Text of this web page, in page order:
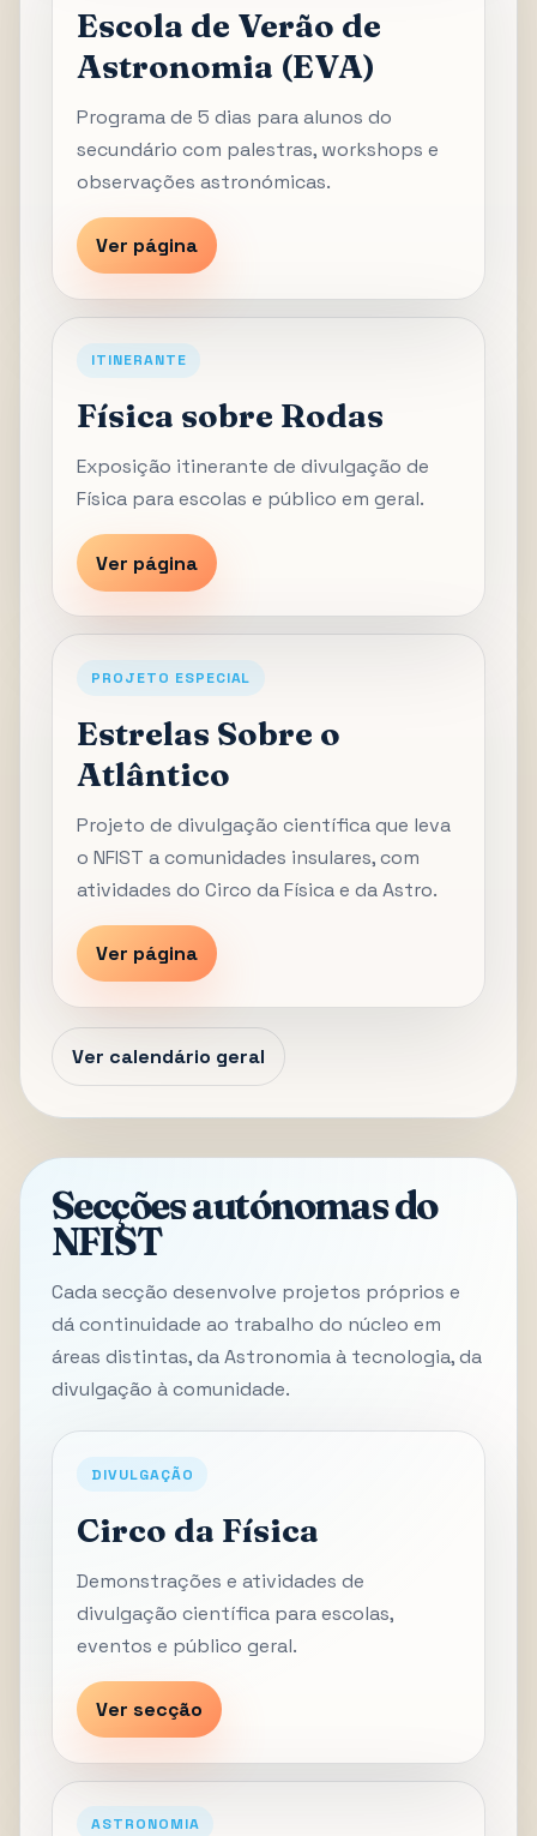
Escola de Verão de
Astronomia (EVA)
Programa de 5 dias para alunos do
secundário com palestras, workshops e
observações astronómicas.
Ver página
ITINERANTE
Física sobre Rodas
Exposição itinerante de divulgação de
Física para escolas e público em geral.
Ver página
PROJETO ESPECIAL
Estrelas Sobre o
Atlântico
Projeto de divulgação científica que leva
o NFIST a comunidades insulares, com
atividades do Circo da Física e da Astro.
Ver página
Ver calendário geral
Secções autónomas do
NFIST
Cada secção desenvolve projetos próprios e
dá continuidade ao trabalho do núcleo em
áreas distintas, da Astronomia à tecnologia, da
divulgação à comunidade.
DIVULGAÇÃO
Circo da Física
Demonstrações e atividades de
divulgação científica para escolas,
eventos e público geral.
Ver secção
ASTRONOMIA